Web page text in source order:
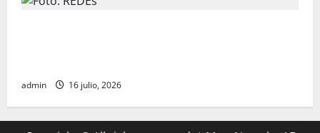
admin 16 julio, 2026